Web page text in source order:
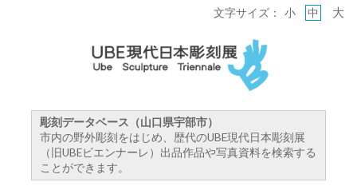
彫刻データベース（山口県宇部市）
市内の野外彫刻をはじめ、歴代のUBE現代日本彫刻展
（旧UBEビエンナーレ）出品作品や写真資料を検索する
ことができます。
文字サイズ： 小 中 大